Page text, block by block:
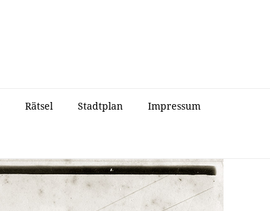
Rätsel Stadtplan Impressum